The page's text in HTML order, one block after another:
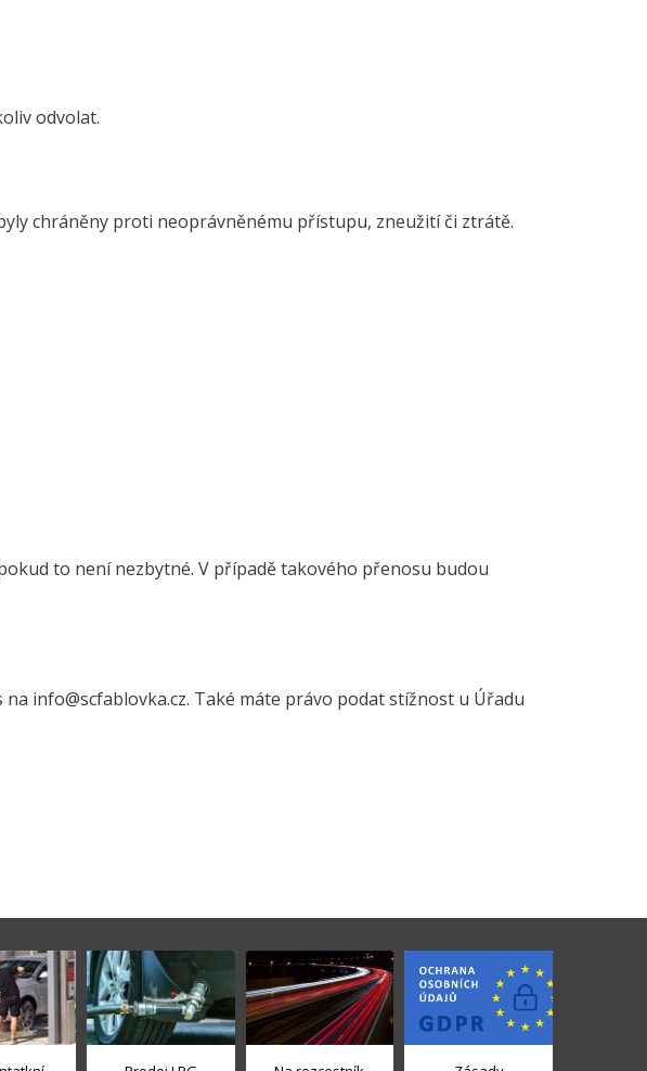
odvolat.
chráněny proti neoprávněnému přístupu, zneužití či ztrátě.
to není nezbytné. V případě takového přenosu budou
info@scfablovka.cz. Také máte právo podat stížnost u Úřadu